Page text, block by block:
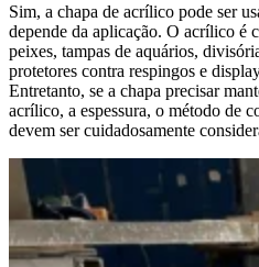
Sim, a chapa de acrílico pode ser
depende da aplicação. O acrílico é
peixes, tampas de aquários,
protetores contra respingos e
Entretanto, se a chapa precisar
acrílico, a espessura, o método de
devem ser cuidadosamente